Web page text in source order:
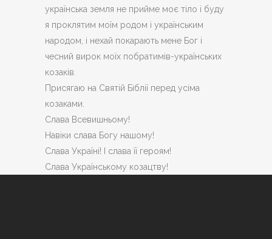
українська земля не прийме моє тіло і буду
я проклятим моїм родом і українським
народом, і нехай покарають мене Бог і
чесний вирок моїх побратимів-українських
козаків.
Присягаю на Святій Біблії перед усіма
козаками.
Слава Всевишньому!
Навіки слава Богу нашому!
Слава Україні! І слава її героям!
Слава Українському козацтву!